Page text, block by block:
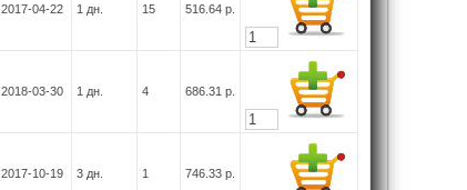
2017-04-22 1 дн. 15 516.64 р.
2018-03-30 1 дн. 4 686.31 р.
2017-10-19 3 дн. 1 746.33 р.